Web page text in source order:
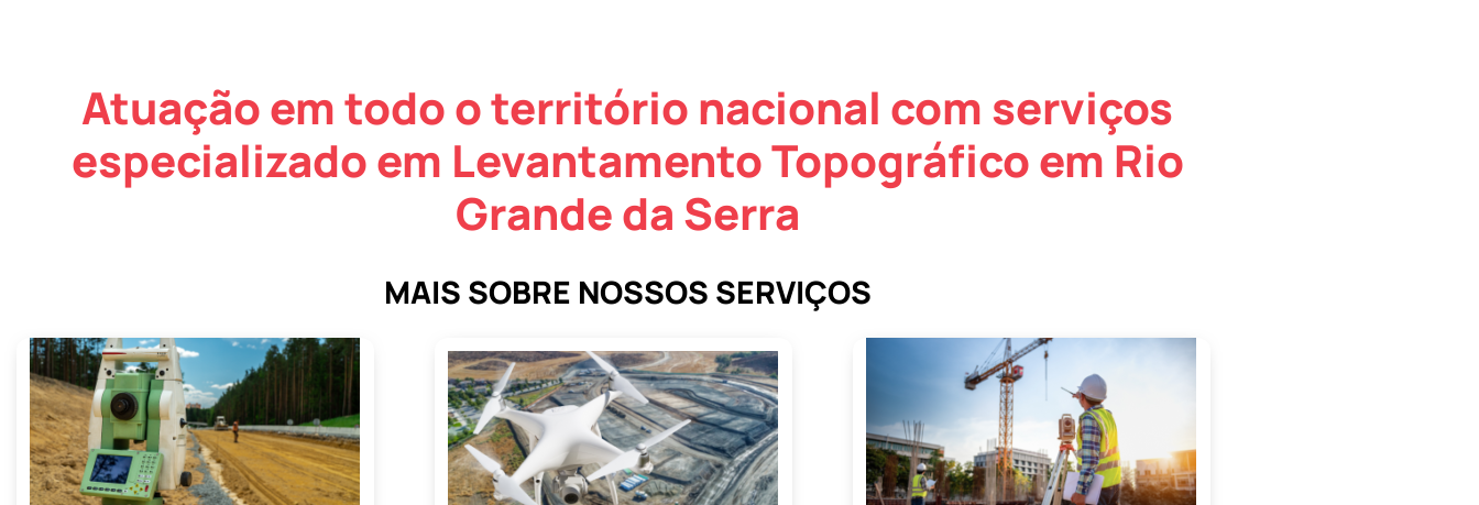
Atuação em todo o território nacional com serviços
especializado em Levantamento Topográfico em Rio
Grande da Serra
MAIS SOBRE NOSSOS SERVIÇOS